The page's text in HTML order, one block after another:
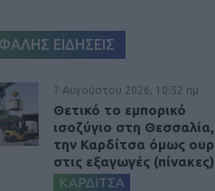
ΕΙΔΗΣΕΙΣ
7 Αυγούστου 2026, 10:52 πμ
Θετικό το εμπορικό
ισοζύγιο στη
την Καρδίτσα όμως
στις εξαγωγές (πίνακες)
ΚΑΡΔΙΤΣΑ